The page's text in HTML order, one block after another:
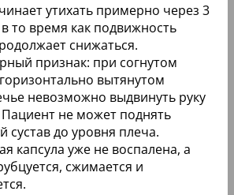
утихать примерно через 3
то время как подвижность
снижаться.
признак: при согнутом
вытянутом
невозможно выдвинуть руку
не может поднять
сустав до уровня плеча.
капсула уже не воспалена, а
сжимается и